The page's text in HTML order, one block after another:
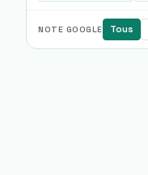
NOTE GOOGLE Tous